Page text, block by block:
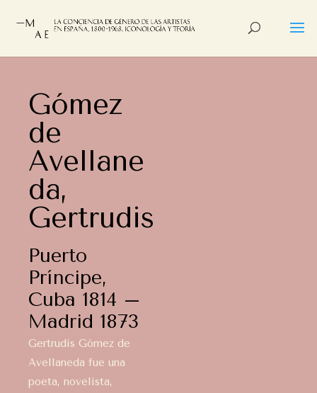
Gómez
de
Avellane
da,
Gertrudis
Puerto
Príncipe,
Cuba 1814 –
Madrid 1873
Gertrudis Gómez de
Avellaneda fue una
poeta, novelista,